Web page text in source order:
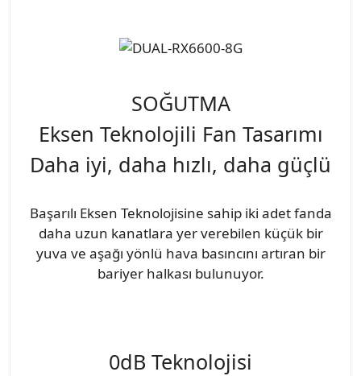
SOĞUTMA
Eksen Teknolojili Fan Tasarımı
Daha iyi, daha hızlı, daha güçlü
Başarılı Eksen Teknolojisine sahip iki adet fanda
daha uzun kanatlara yer verebilen küçük bir
yuva ve aşağı yönlü hava basıncını artıran bir
bariyer halkası bulunuyor.
0dB Teknolojisi